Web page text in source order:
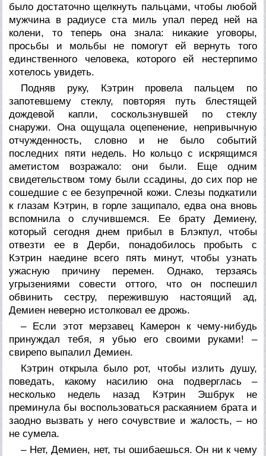
было достаточно щелкнуть пальцами, чтобы любой
мужчина в радиусе ста миль упал перед ней на
колени, то теперь она знала: никакие уговоры,
просьбы и мольбы не помогут ей вернуть того
единственного человека, которого ей нестерпимо
хотелось увидеть.
Подняв руку, Кэтрин провела пальцем по
запотевшему стеклу, повторяя путь блестящей
дождевой капли, соскользнувшей по стеклу
снаружи. Она ощущала оцепенение, непривычную
отчужденность, словно и не было событий
последних пяти недель. Но кольцо с искрящимся
аметистом возражало: они были. Еще одним
свидетельством тому были ссадины, до сих пор не
сошедшие с ее безупречной кожи. Слезы подкатили
к глазам Кэтрин, в горле защипало, едва она вновь
вспомнила о случившемся. Ее брату Демиену,
который сегодня днем прибыл в Блэкпул, чтобы
отвезти ее в Дерби, понадобилось пробыть с
Кэтрин наедине всего пять минут, чтобы узнать
ужасную причину перемен. Однако, терзаясь
угрызениями совести оттого, что он поспешил
обвинить сестру, пережившую настоящий ад,
Демиен неверно истолковал ее дрожь.
– Если этот мерзавец Камерон к чему-нибудь
принуждал тебя, я убью его своими руками! –
свирепо выпалил Демиен.
Кэтрин открыла было рот, чтобы излить душу,
поведать, какому насилию она подверглась –
несколько недель назад Кэтрин Эшбрук не
преминула бы воспользоваться раскаянием брата и
заодно вызвать у него сочувствие и жалость, – но
не сумела.
– Нет, Демиен, нет, ты ошибаешься. Он ни к чему